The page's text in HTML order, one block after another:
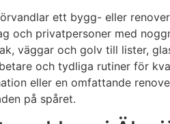
ett bygg- eller
och privatpersoner med
väggar och golv till lister,
och tydliga rutiner för
eller en omfattande
på spåret.